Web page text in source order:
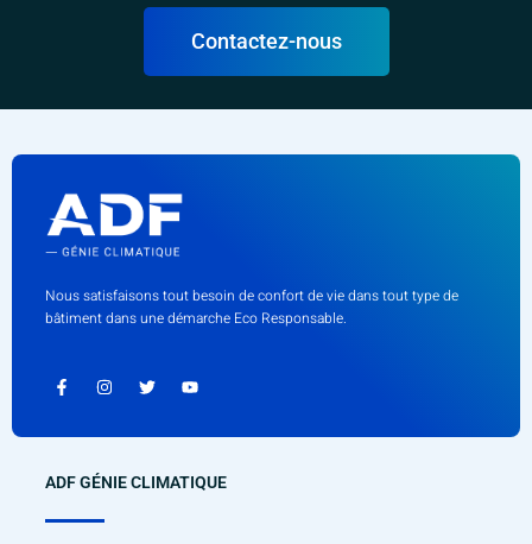
Contactez-nous
Nous satisfaisons tout besoin de confort de vie dans tout type de
bâtiment dans une démarche Eco Responsable.
ADF GÉNIE CLIMATIQUE